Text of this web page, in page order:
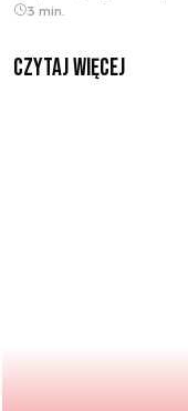
3 min.
czytaj więcej